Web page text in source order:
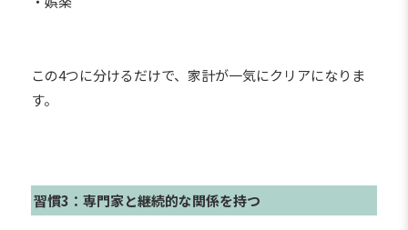
この4つに分けるだけで、家計が一気にクリアになりま
す。
習慣3：専門家と継続的な関係を持つ